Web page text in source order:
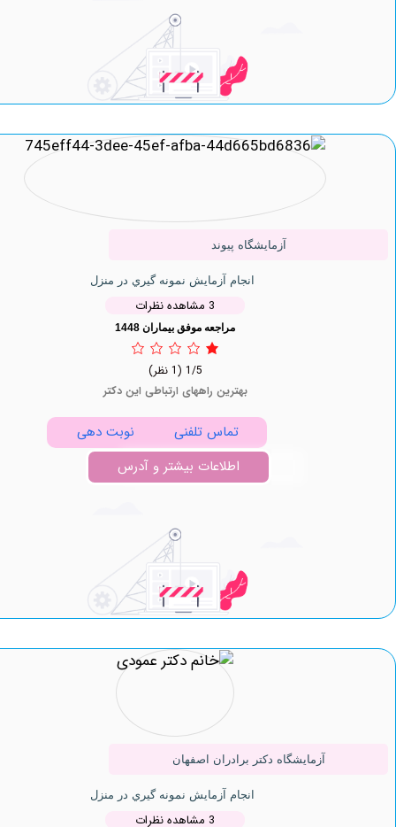
آزمایشگاه پیوند
انجام آزمایش نمونه گيري در منزل
مراجعه موفق بیماران 1448
بهترین راههای ارتباطی این دکتر
تماس تلفنی
نوبت دهی
اطلاعات بیشتر و آدرس
آزمایشگاه دکتر برادران اصفهان
انجام آزمایش نمونه گيري در منزل